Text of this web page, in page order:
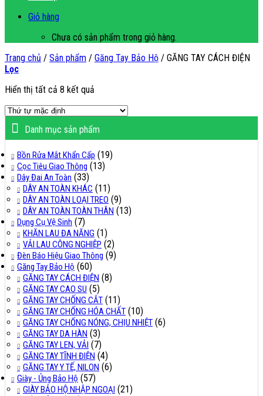
Giỏ hàng
Chưa có sản phẩm trong giỏ hàng.
Trang chủ / Sản phẩm / Găng Tay Bảo Hộ / GĂNG TAY CÁCH ĐIỆN
Lọc
Hiển thị tất cả 8 kết quả
Danh mục sản phẩm
Bồn Rửa Mắt Khẩn Cấp (19)
Cọc Tiêu Giao Thông (13)
Dây Đai An Toàn (33)
DÂY AN TOÀN KHÁC (11)
DÂY AN TOÀN LOẠI TREO (9)
DÂY AN TOÀN TOÀN THÂN (13)
Dụng Cụ Vệ Sinh (7)
KHĂN LAU ĐA NĂNG (1)
VẢI LAU CÔNG NGHIỆP (2)
Đèn Báo Hiệu Giao Thông (9)
Găng Tay Bảo Hộ (60)
GĂNG TAY CÁCH ĐIỆN (8)
GĂNG TAY CAO SU (5)
GĂNG TAY CHỐNG CẮT (11)
GĂNG TAY CHỐNG HÓA CHẤT (10)
GĂNG TAY CHỐNG NÓNG, CHỊU NHIỆT (6)
GĂNG TAY DA HÀN (3)
GĂNG TAY LEN, VẢI (7)
GĂNG TAY TĨNH ĐIỆN (4)
GĂNG TAY Y TẾ, NILON (6)
Giày - Ủng Bảo Hộ (57)
GIÀY BẢO HỘ NHẬP NGOẠI (21)